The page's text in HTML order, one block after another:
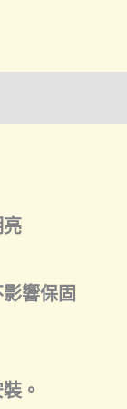
亮
響保固
。